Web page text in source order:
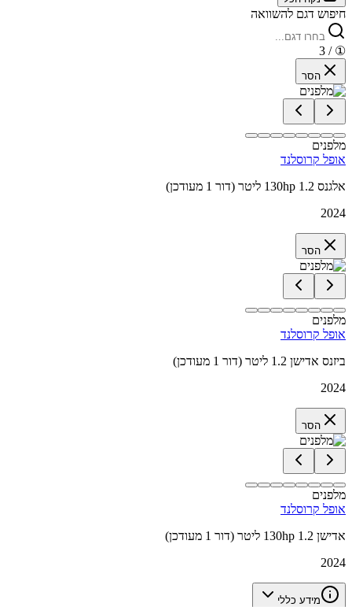
חיפוש דגם להשוואה
①
/ 3
הסר
מלפנים
אופל קרוסלנד
אלגנס 130hp 1.2 ליטר (דור 1 מעודכן)
2024
הסר
מלפנים
אופל קרוסלנד
ביזנס אדישן 1.2 ליטר (דור 1 מעודכן)
2024
הסר
מלפנים
אופל קרוסלנד
אדישן 130hp 1.2 ליטר (דור 1 מעודכן)
2024
מידע כללי